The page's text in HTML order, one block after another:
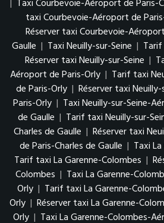
Taxi Courbevoie-Aéroport de Paris-
taxi Courbevoie-Aéroport de
Réserver taxi Courbevoie-
Gaulle | Taxi Neuilly-sur-Seine |
Réserver taxi Neuilly-sur-Seine |
Aéroport de Paris-Orly | Tarif taxi
de Paris-Orly | Réserver taxi
Paris-Orly | Taxi Neuilly-sur-Seine-
de Gaulle | Tarif taxi Neuilly-sur-
Charles de Gaulle | Réserver taxi
de Paris-Charles de Gaulle | Taxi
Tarif taxi La Garenne-Colombes |
Colombes | Taxi La Garenne-
Orly | Tarif taxi La Garenne-
Orly | Réserver taxi La Garenne-
Orly | Taxi La Garenne-Colombes-